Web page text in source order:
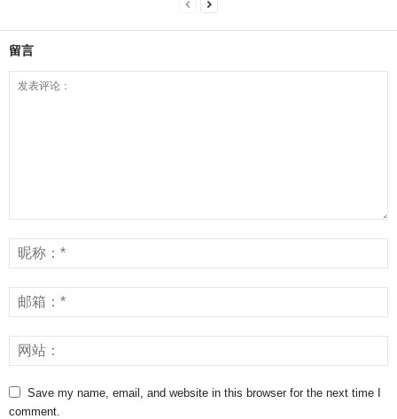
留言
Save my name, email, and website in this browser for the next time I
comment.